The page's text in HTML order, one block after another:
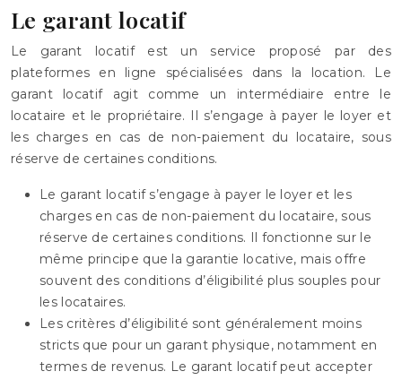
Le garant locatif
Le garant locatif est un service proposé par des
plateformes en ligne spécialisées dans la location. Le
garant locatif agit comme un intermédiaire entre le
locataire et le propriétaire. Il s’engage à payer le loyer et
les charges en cas de non-paiement du locataire, sous
réserve de certaines conditions.
Le garant locatif s’engage à payer le loyer et les
charges en cas de non-paiement du locataire, sous
réserve de certaines conditions. Il fonctionne sur le
même principe que la garantie locative, mais offre
souvent des conditions d’éligibilité plus souples pour
les locataires.
Les critères d’éligibilité sont généralement moins
stricts que pour un garant physique, notamment en
termes de revenus. Le garant locatif peut accepter